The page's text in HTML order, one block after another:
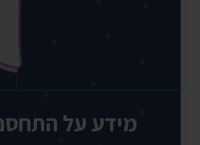
מידע על